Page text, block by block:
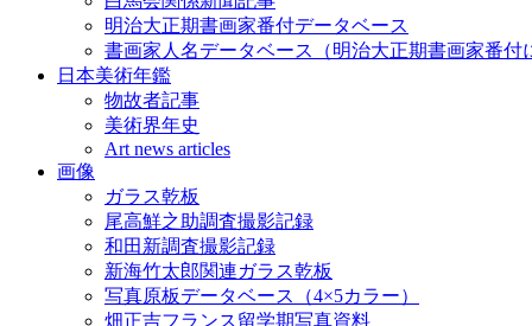
明治大正期書画家番付データベース
書画家人名データベース（明治大正期書画家番付
日本美術年鑑
物故者記事
美術界年史
Art news articles
画像
ガラス乾板
尾高鮮之助調査撮影記録
和田新調査撮影記録
新海竹太郎関連ガラス乾板
写真原板データベース（4×5カラー）
畑正吉フランス留学期写真資料